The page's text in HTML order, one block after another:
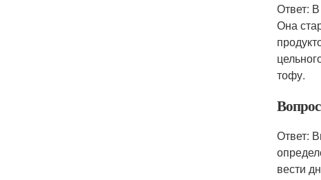
Ответ:
Она
тофу.
Ответ:
вести